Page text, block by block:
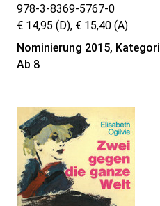
978-3-8369-5767-0
€ 14,95 (D), € 15,40 (A)
Nominierung 2015,
Ab 8